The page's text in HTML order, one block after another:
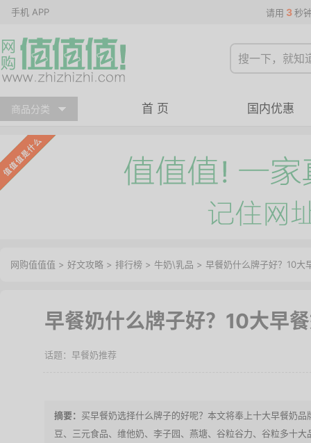
手机 APP 请用 3 秒
商品分类 首 页 国内优惠
网购值值值 > 好文攻略 > 排行榜 > 牛奶\乳品 > 早餐奶什么牌子好？10大
早餐奶什么牌子好？10大早
早餐奶推荐
买早餐奶选择什么牌子的好呢？本文将奉上十大早餐奶
豆、三元食品、维他奶、李子园、燕塘、谷粒谷力、谷粒多十